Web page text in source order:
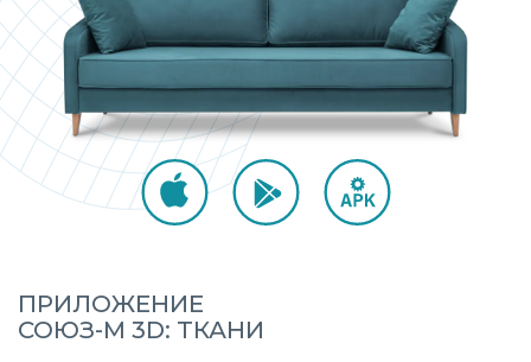
ПРИЛОЖЕНИЕ
СОЮЗ-М 3D: ТКАНИ